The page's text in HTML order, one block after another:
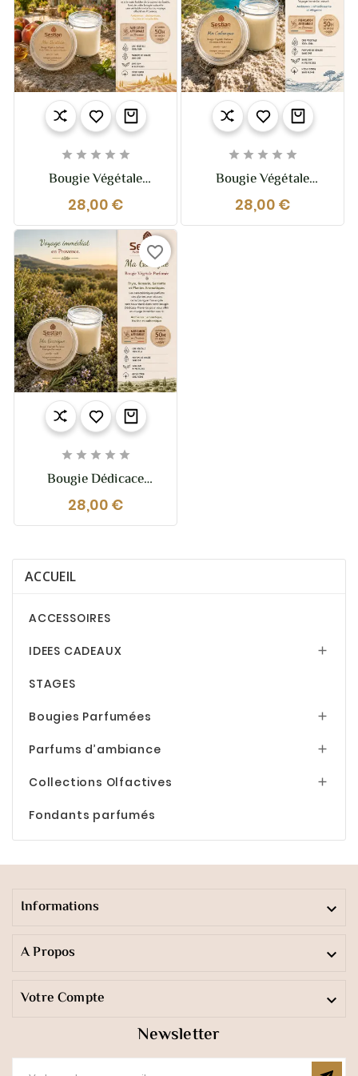
    
Bougie Végétale
Parfumée Dédicace
Provence : Ma Bastide
-200g
28,00 €
    
Bougie Végétale
Parfumée Dédicace
Provence Ma Calanque
– 200g
28,00 €
    
Bougie Dédicace
Provence Ma Garrigue
Provençale – Bougie
Végétale Parfumée
28,00 €
favorite_border
ACCUEIL
ACCESSOIRES
IDEES CADEAUX 
STAGES
Bougies Parfumées 
Parfums d’ambiance 
Collections Olfactives 
Fondants parfumés
Informations 
A Propos 
Votre Compte 
Newsletter